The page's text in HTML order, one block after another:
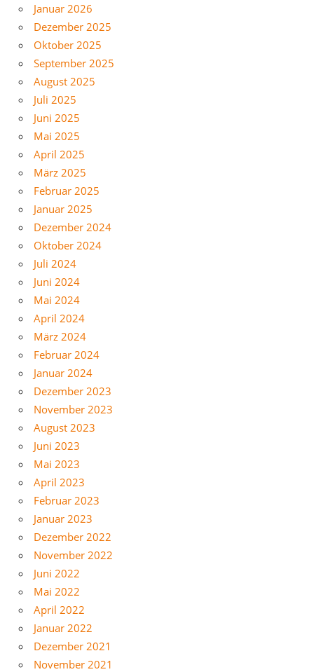
Januar 2026
Dezember 2025
Oktober 2025
September 2025
August 2025
Juli 2025
Juni 2025
Mai 2025
April 2025
März 2025
Februar 2025
Januar 2025
Dezember 2024
Oktober 2024
Juli 2024
Juni 2024
Mai 2024
April 2024
März 2024
Februar 2024
Januar 2024
Dezember 2023
November 2023
August 2023
Juni 2023
Mai 2023
April 2023
Februar 2023
Januar 2023
Dezember 2022
November 2022
Juni 2022
Mai 2022
April 2022
Januar 2022
Dezember 2021
November 2021